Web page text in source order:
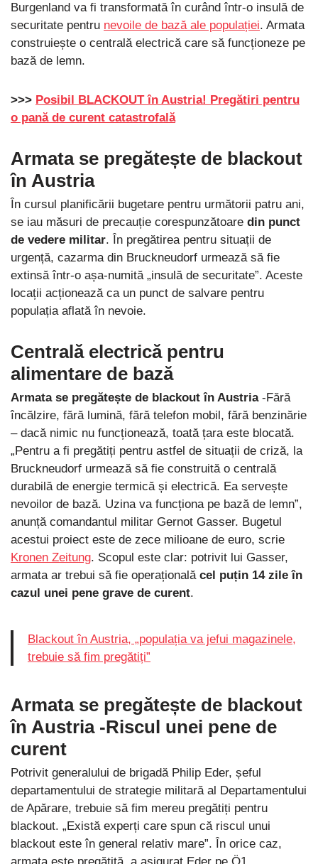
Burgenland va fi transformată în curând într-o insulă de
securitate pentru nevoile de bază ale populației. Armata
construiește o centrală electrică care să funcționeze pe
bază de lemn.
>>> Posibil BLACKOUT în Austria! Pregătiri pentru
o pană de curent catastrofală
Armata se pregătește de blackout
în Austria
În cursul planificării bugetare pentru următorii patru ani,
se iau măsuri de precauție corespunzătoare din punct
de vedere militar. În pregătirea pentru situații de
urgență, cazarma din Bruckneudorf urmează să fie
extinsă într-o așa-numită „insulă de securitate”. Aceste
locații acționează ca un punct de salvare pentru
populația aflată în nevoie.
Centrală electrică pentru
alimentare de bază
Armata se pregătește de blackout în Austria-Fără
încălzire, fără lumină, fără telefon mobil, fără benzinărie
– dacă nimic nu funcționează, toată țara este blocată.
„Pentru a fi pregătiți pentru astfel de situații de criză, la
Bruckneudorf urmează să fie construită o centrală
durabilă de energie termică și electrică. Ea servește
nevoilor de bază. Uzina va funcționa pe bază de lemn”,
anunță comandantul militar Gernot Gasser. Bugetul
acestui proiect este de zece milioane de euro, scrie
Kronen Zeitung. Scopul este clar: potrivit lui Gasser,
armata ar trebui să fie operațională cel puțin 14 zile în
cazul unei pene grave de curent.
Blackout în Austria, „populația va jefui magazinele,
trebuie să fim pregătiți”
Armata se pregătește de blackout
în Austria-Riscul unei pene de
curent
Potrivit generalului de brigadă Philip Eder, șeful
departamentului de strategie militară al Departamentului
de Apărare, trebuie să fim mereu pregătiți pentru
blackout. „Există experți care spun că riscul unui
blackout este în general relativ mare”. În orice caz,